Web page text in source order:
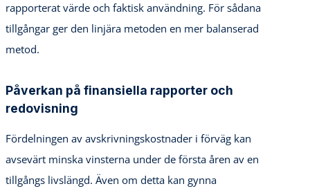
rapporterat värde och faktisk användning. För sådana
tillgångar ger den linjära metoden en mer balanserad
metod.
Påverkan på finansiella rapporter och
redovisning
Fördelningen av avskrivningskostnader i förväg kan
avsevärt minska vinsterna under de första åren av en
tillgångs livslängd. Även om detta kan gynna